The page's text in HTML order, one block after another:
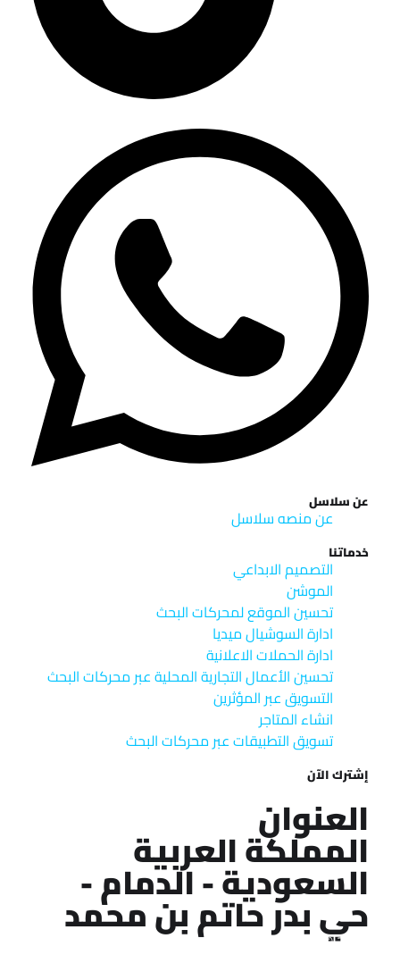
عن سلاسل
عن منصه سلاسل
خدماتنا
التصميم الابداعي
الموشن
تحسين الموقع لمحركات البحث
ادارة السوشيال ميديا
ادارة الحملات الاعلانية
تحسين الأعمال التجارية المحلية عبر محركات البحث
التسويق عبر المؤثرين
انشاء المتاجر
تسويق التطبيقات عبر محركات البحث
إشترك الآن
العنوان
المملكة العربية
السعودية - الدمام -
حي بدر حاتم بن محمد
Copyright © 2025 جميع الحقوق محفوظه لمنصه